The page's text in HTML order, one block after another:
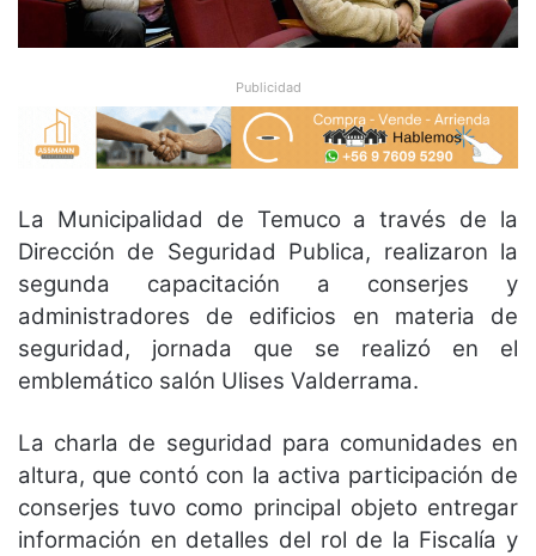
Publicidad
La Municipalidad de Temuco a través de la
Dirección de Seguridad Publica, realizaron la
segunda capacitación a conserjes y
administradores de edificios en materia de
seguridad, jornada que se realizó en el
emblemático salón Ulises Valderrama.
La charla de seguridad para comunidades en
altura, que contó con la activa participación de
conserjes tuvo como principal objeto entregar
información en detalles del rol de la Fiscalía y